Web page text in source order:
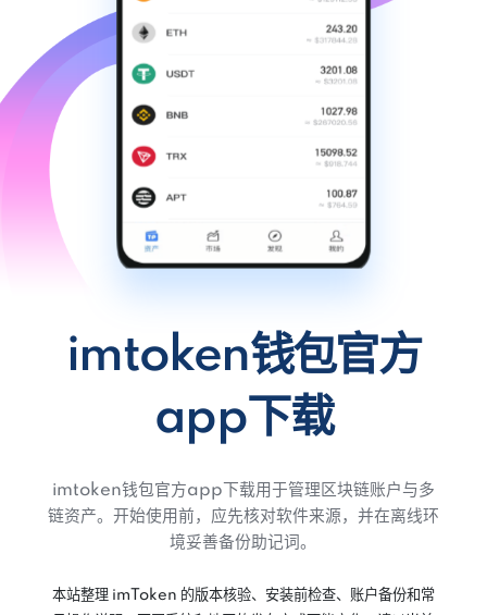
imtoken钱包官方
app下载
imtoken钱包官方app下载用于管理区块链账户与多
链资产。开始使用前，应先核对软件来源，并在离线环
境妥善备份助记词。
本站整理 imToken 的版本核验、安装前检查、账户备份和常